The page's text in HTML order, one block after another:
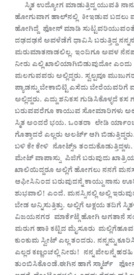
ಸ್ಮಿತ ಉದ್ಯೋಗ ಮಾಡುತ್ತಿದ್ದಯುವತಿ
ಹೋಗುವಾಗ ಹಾಲ್‌ನಲ್ಲಿ ಕೀಇಡುವಬದಲು
ಹೋಗಿದ್ದೆ ಫೋನ್ಮಾಡಿ ಸುಟ್ಟವರಿಯುವಂತೆ
ದಢದಢನೆ ಅವಳೆಡೆಗೆ ಧಾವಿಸಿಬರುತ್ತಿದ್ದ
ಮರುಮಾತನಾಡಲಿಲ್ಲ. ಇಂದಿಗೂ ಅವಳ
ನೀರು ಎಲ್ಲಿಖಾಲಿಯಾಗಿಬಿಡುವುದೋ ಎಂದು
ಮಲಗುವವರು ಅಲ್ಲಿದ್ದರು. ಸ್ವಲ್ಪವೂ
ಪ್ಯಾಡನ್ನುಬೇಕಾಬಿಟ್ಟಿಎಸೆದುಬೇರೆಯವರಿಗೆ
ಅಲ್ಲಿದ್ದರು. ಎದ್ದುಶನಿಕಸ ಗುಡಿಸಿಕೊಳ್ಳದೆಕಸ
ಬರುವವರೆಗೂ ಕಾಯುವ ಸೋಮಾರಿಗಳು
ಸ್ಮಿತ ಅಂದರೆಭಯ. ಒಂತರಾ ಲೇಡಿ
ಗೊತ್ತಾದರೆ ಎಲ್ಲರು ಅಲರ್ಟ್ಆಗಿ
ಬಳಿಕೇಕೇಳಿ ನೋಟ್ಸ್s ತಂದುಕೊಡುತ್ತಿದ್ದಳು.
ಮೇಟ್ವಾಪಾಸ್ಸು ಪಿಜಿಗೆಬರುವುದು
ಖಾಲಿಯಿದ್ದರೂ ಅಲ್ಲಿಗೆ ಹೋಗಲು ನನಗೆ
ಆಫೀಸಿನಿಂದಬರುವುದನ್ನೆಕಾಯ್ದುನಾನು
ಶುಭವಾಲಿ! ಎಂದೆ. ಮನಸ್ಸಿನಲ್ಲಿಅಲ್ಲಿ
ಬೇಡ ಅನ್ನಿಸುತ್ತಿತ್ತು. ಅಲ್ಲಿಗೆ ಅಕ್ಷಯತದಿಗೆ
ವಿಜಯನಗರ ಮಾರ್ಕೆಟ್ಗೆಹೋಗಿ ಅಗತಾನೆ
ಮರುಗ ಹಾಕಿಕಟ್ಟಿದ ಮೈಸೂರು
ಕುಂಕುಮ ಸ್ವೀಟ್ಎಲ್ಲತಂದರು. ನನ್ನನ್ನು
ಎಲ್ಲರಕಣ್ಣಂಚಲ್ಲಿನೀರು! ನನ್ನವೇಲನ್ನೆಹರಹಿ
ತುಂಬಿಸಿಕೊಂಡೆ.ಈಗಿನ ಹಾಗೆ ಸ್ಮಾರ್ಟ್